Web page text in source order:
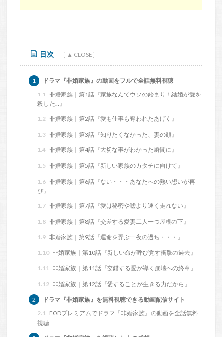
目次
1
ドラマ『非婚家族』の動画をフルで全話無料視聴
1.1 非婚家族｜第1話『家族なんてウソの始まり！結婚が愛を
殺した…』
1.2 非婚家族｜第2話『愛も仕事も奪われたあげく』
1.3 非婚家族｜第3話『知りたくなかった、妻の顔』
1.4 非婚家族｜第4話『大切な事がわかった瞬間に』
1.5 非婚家族｜第5話『新しい家族のカタチに向けて』
1.6 非婚家族｜第6話『ない・・・あなたへの熱い想いが再
び』
1.7 非婚家族｜第7話『愛は秘密や嘘より速く走れない』
1.8 非婚家族｜第8話『交差する愛妻二人一つ屋根の下』
1.9 非婚家族｜第9話『運命を弄ぶ一夜の過ち・・・』
1.10 非婚家族｜第10話『新しい命が呼び覚す衝撃の過去』
1.11 非婚家族｜第11話『交錯する愛が導く崩壊への終章』
1.12 非婚家族｜第12話『愛することが生きる力だから』
2
ドラマ『非婚家族』を無料視聴できる動画配信サイト
2.1 FODプレミアムでドラマ『非婚家族』の動画を全話無料
視聴